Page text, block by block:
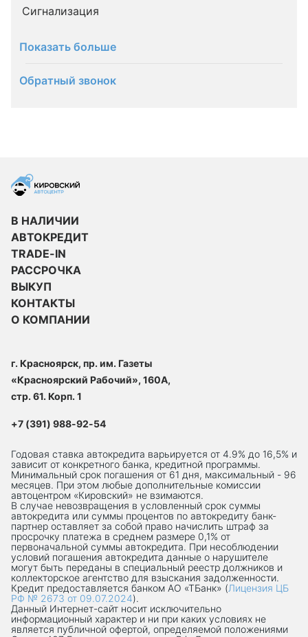
Сигнализация
Показать больше
Обратный звонок
В НАЛИЧИИ
АВТОКРЕДИТ
TRADE-IN
РАССРОЧКА
ВЫКУП
КОНТАКТЫ
О КОМПАНИИ
г. Красноярск, пр. им. Газеты
«Красноярский Рабочий», 160А,
стр. 61. Корп. 1
+7 (391) 988-92-54
Годовая ставка автокредита варьируется от 4.9% до 16,5% и
зависит от конкретного банка, кредитной программы.
Минимальный срок погашения от 61 дня, максимальный - 96
месяцев. При этом любые дополнительные комиссии
автоцентром «Кировский» не взимаются.
В случае невозвращения в условленный срок суммы
автокредита или суммы процентов по автокредиту банк-
партнер оставляет за собой право начислить штраф за
просрочку платежа в среднем размере 0,1% от
первоначальной суммы автокредита. При несоблюдении
условий погашения автокредита данные о нарушителе
могут быть переданы в специальный реестр должников и
коллекторское агентство для взыскания задолженности.
Кредит предоставляется банком АО «ТБанк» (Лицензия ЦБ
РФ № 2673 от 09.07.2024).
Данный Интернет-сaйт носит исключительно
информационный характер и ни при каких условиях не
является публичной офертой, определяемой положениями